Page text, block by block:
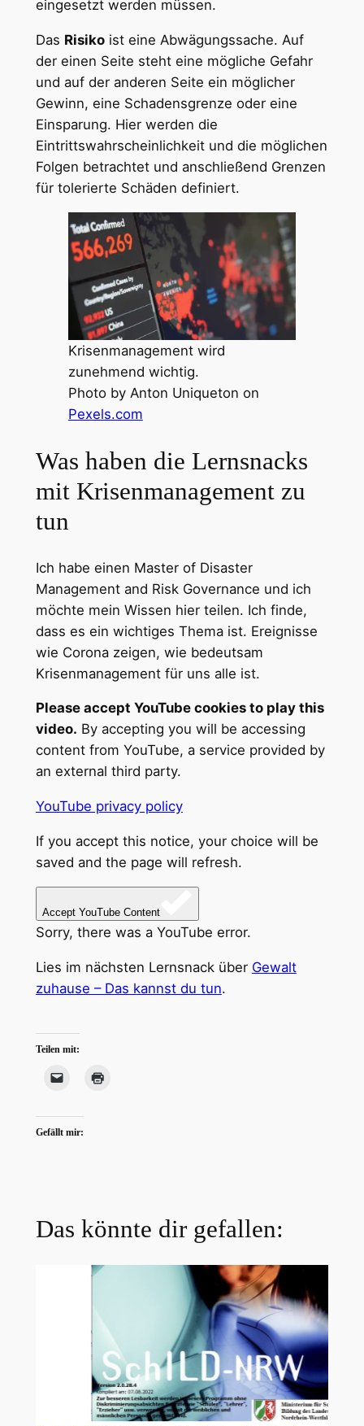
eingesetzt werden müssen.
Das Risikoist eine Abwägungssache. Auf
der einen Seite steht eine mögliche Gefahr
und auf der anderen Seite ein möglicher
Gewinn, eine Schadensgrenze oder eine
Einsparung. Hier werden die
Eintrittswahrscheinlichkeit und die möglichen
Folgen betrachtet und anschließend Grenzen
für tolerierte Schäden definiert.
Krisenmanagement wird
zunehmend wichtig.
Photo by Anton Uniqueton on
Pexels.com
Was haben die Lernsnacks
mit Krisenmanagement zu
tun
Ich habe einen Master of Disaster
Management and Risk Governance und ich
möchte mein Wissen hier teilen. Ich finde,
dass es ein wichtiges Thema ist. Ereignisse
wie Corona zeigen, wie bedeutsam
Krisenmanagement für uns alle ist.
Please accept YouTube cookies to play this
video. By accepting you will be accessing
content from YouTube, a service provided by
an external third party.
YouTube privacy policy
If you accept this notice, your choice will be
saved and the page will refresh.
Accept YouTube Content
Sorry, there was a YouTube error.
Lies im nächsten Lernsnack über Gewalt
zuhause – Das kannst du tun.
Teilen mit:
Gefällt mir:
Das könnte dir gefallen: